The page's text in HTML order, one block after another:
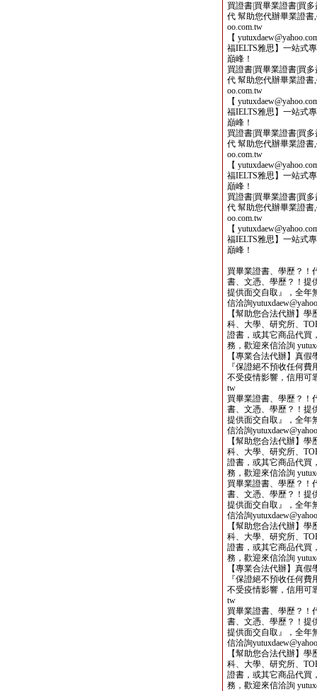
買證書|買畢業證書|買
代 幫助您代辦畢業證書
oo.com.tw
【
福IELTS雅思】一站式
巔峰！
買證書|買畢業證書|買
代 幫助您代辦畢業證書
oo.com.tw
【
福IELTS雅思】一站式
巔峰！
買證書|買畢業證書|買
代 幫助您代辦畢業證書
oo.com.tw
【
福IELTS雅思】一站式
巔峰！
買證書|買畢業證書|買
代 幫助您代辦畢業證書
oo.com.tw
【
福IELTS雅思】一站式
巔峰！
買畢業證書、學歷？！
書、文憑、學歷？！提
提供面交自取』，全年
信洽詢
【幫助您合法代辦】
科、大學、研究所、
證書，或其它商品代買
務，歡迎來信洽詢
【專業合法代辦】真
『保證絕不預收任何
不受疫情影響，信用可
tw
買畢業證書、學歷？！
書、文憑、學歷？！提
提供面交自取』，全年
信洽詢
【幫助您合法代辦】
科、大學、研究所、
證書，或其它商品代買
務，歡迎來信洽詢
買畢業證書、學歷？！
書、文憑、學歷？！提
提供面交自取』，全年
信洽詢
【幫助您合法代辦】
科、大學、研究所、
證書，或其它商品代買
務，歡迎來信洽詢
【專業合法代辦】真
『保證絕不預收任何
不受疫情影響，信用可
tw
買畢業證書、學歷？！
書、文憑、學歷？！提
提供面交自取』，全年
信洽詢
【幫助您合法代辦】
科、大學、研究所、
證書，或其它商品代買
務，歡迎來信洽詢